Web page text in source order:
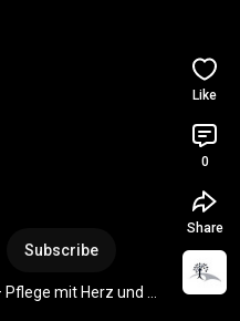
Subscribe
mit Herz und
Like
0
Share